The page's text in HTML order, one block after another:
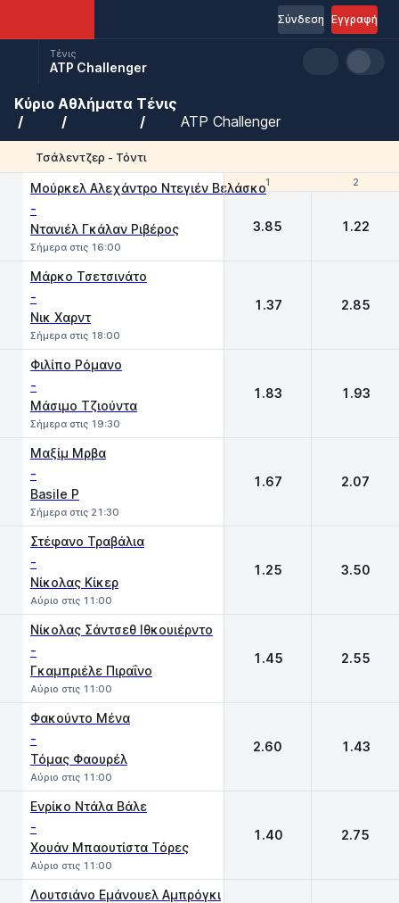
Εγγραφή
Σύνδεση
Τένις
ATP Challenger
Κύριο Αθλήματα Τένις
ATP Challenger
Τσάλεντζερ - Τόντι
1 2
Μούρκελ Αλεχάντρο Ντεγιέν Βελάσκο
-
Ντανιέλ Γκάλαν Ριβέρος
Σήμερα στις 16:00
1 2
3.85 1.22
Μάρκο Τσετσινάτο
-
Νικ Χαρντ
Σήμερα στις 18:00
1.37 2.85
Φιλίπο Ρόμανο
-
Μάσιμο Τζιούντα
Σήμερα στις 19:30
1.83 1.93
Μαξίμ Μρβα
-
Basile P
Σήμερα στις 21:30
1.67 2.07
Στέφανο Τραβάλια
-
Νίκολας Κίκερ
Αύριο στις 11:00
1.25 3.50
Νίκολας Σάντσεθ Ιθκουιέρντο
-
Γκαμπριέλε Πιραΐνο
Αύριο στις 11:00
1.45 2.55
Φακούντο Μένα
-
Τόμας Φαουρέλ
Αύριο στις 11:00
2.60 1.43
Ενρίκο Ντάλα Βάλε
-
Χουάν Μπαουτίστα Τόρες
Αύριο στις 11:00
1.40 2.75
Λουτσιάνο Εμάνουελ Αμπρόγκι